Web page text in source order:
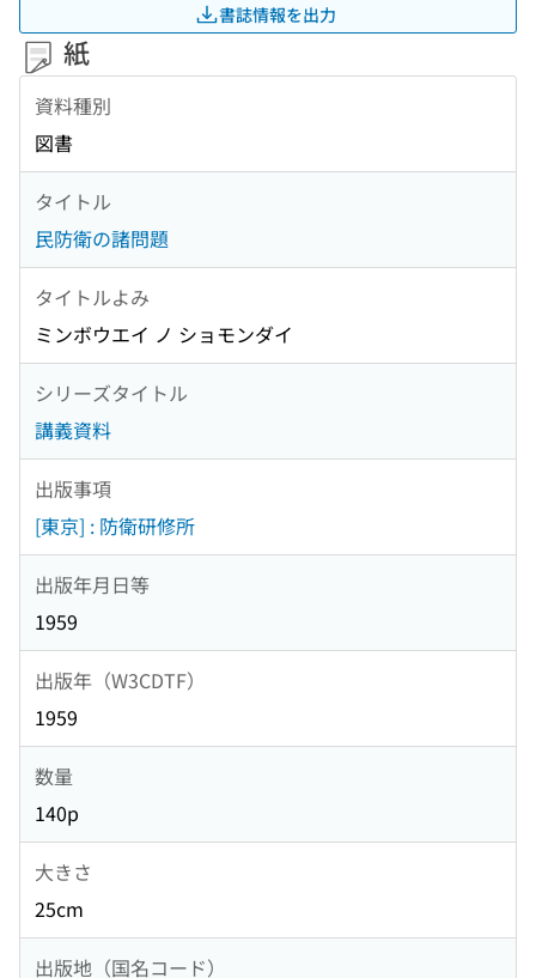
書誌情報を出力
紙
資料種別
図書
タイトル
民防衛の諸問題
タイトルよみ
ミンボウエイ ノ ショモンダイ
シリーズタイトル
講義資料
出版事項
[東京] : 防衛研修所
出版年月日等
1959
出版年（W3CDTF）
1959
数量
140p
大きさ
25cm
出版地（国名コード）